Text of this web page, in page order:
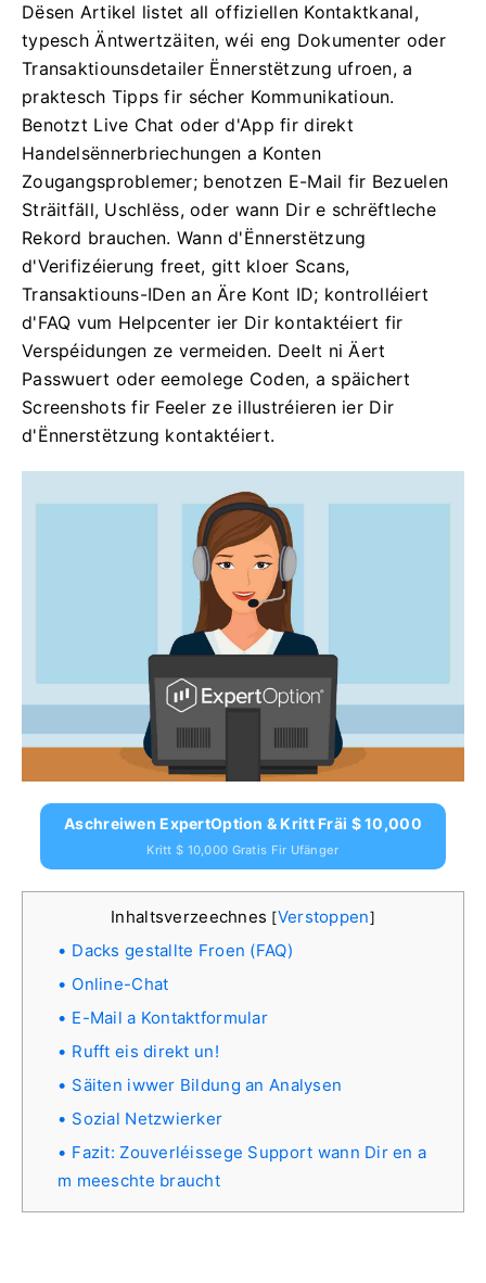
Dësen Artikel listet all offiziellen Kontaktkanal,
typesch Äntwertzäiten, wéi eng Dokumenter oder
Transaktiounsdetailer Ënnerstëtzung ufroen, a
praktesch Tipps fir sécher Kommunikatioun.
Benotzt Live Chat oder d'App fir direkt
Handelsënnerbriechungen a Konten
Zougangsproblemer; benotzen E-Mail fir Bezuelen
Sträitfäll, Uschlëss, oder wann Dir e schrëftleche
Rekord brauchen. Wann d'Ënnerstëtzung
d'Verifizéierung freet, gitt kloer Scans,
Transaktiouns-IDen an Äre Kont ID; kontrolléiert
d'FAQ vum Helpcenter ier Dir kontaktéiert fir
Verspéidungen ze vermeiden. Deelt ni Äert
Passwuert oder eemolege Coden, a späichert
Screenshots fir Feeler ze illustréieren ier Dir
d'Ënnerstëtzung kontaktéiert.
Aschreiwen ExpertOption & Kritt Fräi $ 10,000
Kritt $ 10,000 Gratis Fir Ufänger
Inhaltsverzeechnes [Verstoppen]
Dacks gestallte Froen (FAQ)
Online-Chat
E-Mail a Kontaktformular
Rufft eis direkt un!
Säiten iwwer Bildung an Analysen
Sozial Netzwierker
Fazit: Zouverléissege Support wann Dir en a
m meeschte braucht